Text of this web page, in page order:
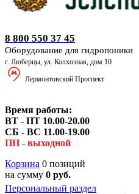
8 800 550 37 45
Оборудование для гидропоники
г. Люберцы, ул. Колхозная, дом 10
Лермонтовский Проспект
Время работы:
ВТ - ПТ 10.00-20.00
СБ - ВС 11.00-19.00
ПН - выходной
Корзина 0 позиций
на сумму 0 руб.
Персональный раздел